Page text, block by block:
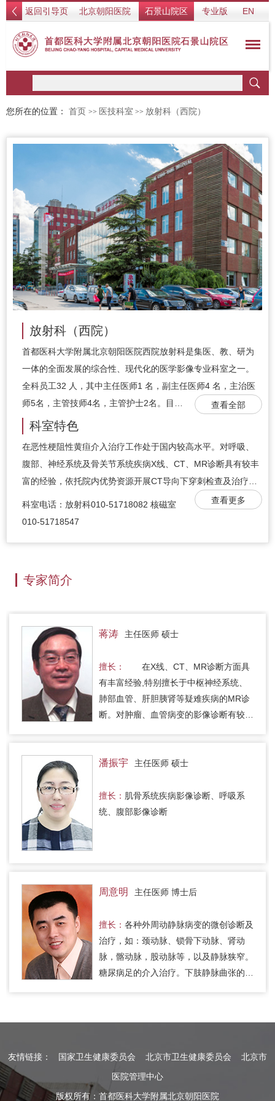
返回引导页 北京朝阳医院 石景山院区 专业版 EN
您所在的位置： 首页 >> 医技科室 >> 放射科（西院）
放射科（西院）
首都医科大学附属北京朝阳医院西院放射科是集医、教、研为
一体的全面发展的综合性、现代化的医学影像专业科室之一。
全科员工32 人，其中主任医师1 名，副主任医师4 名，主治医
师5名，主管技师4名，主管护士2名。目…
查看全部
科室特色
在恶性梗阻性黄疸介入治疗工作处于国内较高水平。对呼吸、
腹部、神经系统及骨关节系统疾病X线、CT、MR诊断具有较丰
富的经验，依托院内优势资源开展CT导向下穿刺检查及治疗…
查看更多
科室电话：放射科010-51718082 核磁室
010-51718547
专家简介
蒋涛 主任医师 硕士
擅长：
在X线、CT、MR诊断方面具
有丰富经验,特别擅长于中枢神经系统、
肺部血管、肝胆胰肾等疑难疾病的MR诊
断。对肿瘤、血管病变的影像诊断有较深
潘振宇 主任医师 硕士
擅长： 肌骨系统疾病影像诊断、呼吸系
统、腹部影像诊断
周意明 主任医师 博士后
擅长： 各种外周动静脉病变的微创诊断及
治疗，如：颈动脉、锁骨下动脉、肾动
脉，髂动脉，股动脉等，以及静脉狭窄。
糖尿病足的介入治疗。下肢静脉曲张的微
友情链接： 国家卫生健康委员会 北京市卫生健康委员会
北京市
医院管理中心
版权所有：首都医科大学附属北京朝阳医院